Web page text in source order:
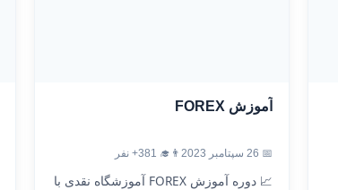
آموزش FOREX
📅 26 سپتامبر 2023 👨‍🎓 381+ نفر
📈 دوره آموزش FOREX آموزشگاه نقدی با